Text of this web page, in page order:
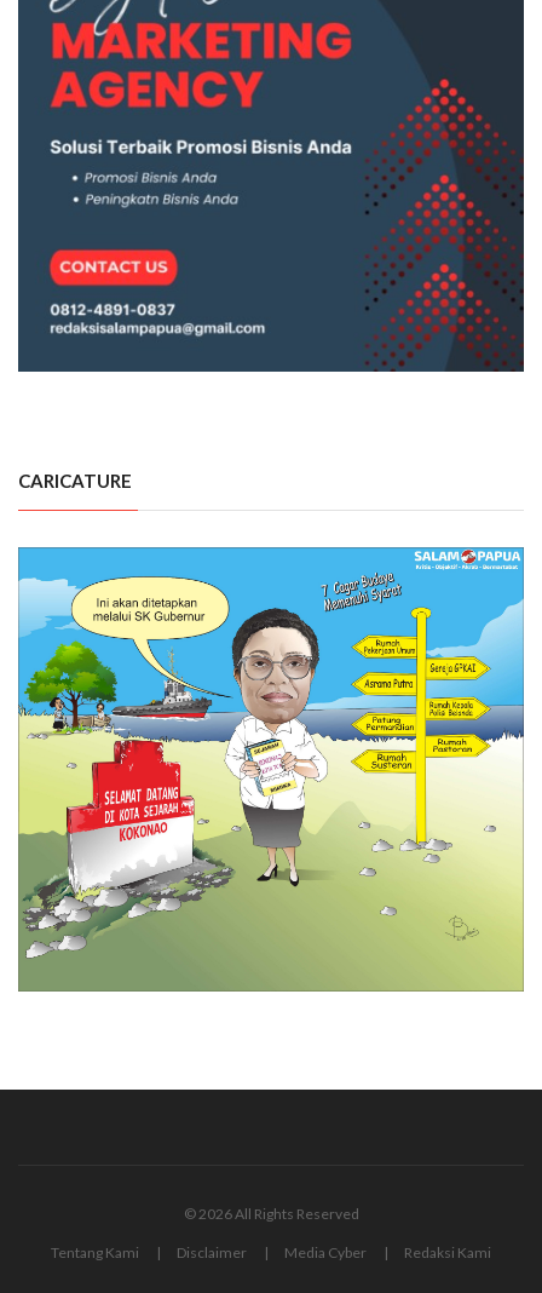
CARICATURE
© 2026 All Rights Reserved
Tentang Kami Disclaimer Media Cyber Redaksi Kami